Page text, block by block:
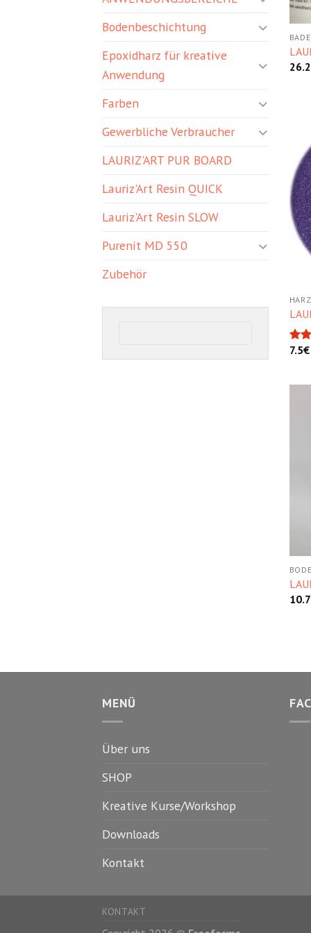
Bodenbeschichtung
Epoxidharz für kreative
Anwendung
Farben
Gewerbliche Verbraucher
LAURIZ'ART PUR BOARD
Lauriz'Art Resin QUICK
Lauriz'Art Resin SLOW
Purenit MD 550
Zubehör
26.2
7.5€
10.7
MENÜ
Über uns
SHOP
Kreative Kurse/Workshop
Downloads
Kontakt
KONTAKT